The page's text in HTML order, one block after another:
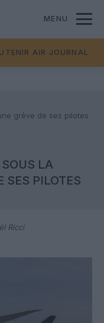
MENU
AIR JOURNAL
grève de ses pilotes
LA
SES PILOTES
Ricci